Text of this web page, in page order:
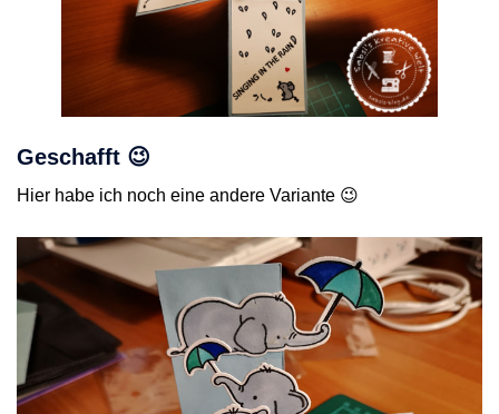
Geschafft 😉
Hier habe ich noch eine andere Variante 😉